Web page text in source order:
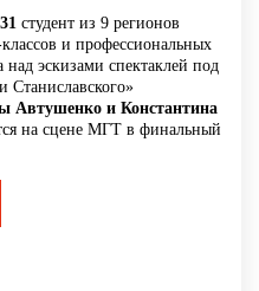
31 студент из 9 регионов
и профессиональных
над эскизами спектаклей под
Станиславского»
Автушенко и Константина
на сцене МГТ в финальный